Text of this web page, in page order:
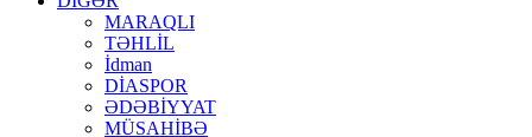
MARAQLI
TƏHLİL
İdman
DİASPOR
ƏDƏBİYYAT
MÜSAHİBƏ